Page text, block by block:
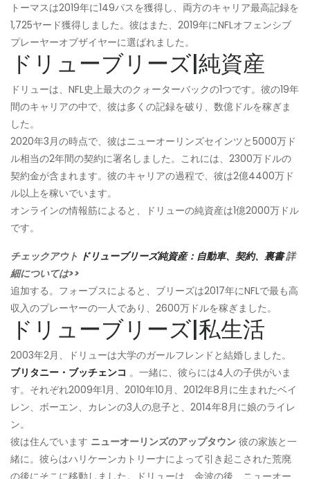
トーマスは2019年に149パスを獲得し、両方のキャリア最高記録を
1,725ヤード獲得しました。彼はまた、2019年にNFLオフェンシブ
プレーヤーオブザイヤーに選ばれました。
ドリューブリーズ|純資産
ドリューは、NFL史上最大のクォーターバックの1つです。彼の19年
間のキャリアの中で、彼は多くの記録を破り、数億ドルを稼ぎま
した。
2020年3月の時点で、彼はニューオーリンズセインツと5000万ド
ル相当の2年間の契約に署名しました。これには、2300万ドルの
契約金が含まれます。彼のキャリアの過程で、彼は2億4400万ド
ル以上を稼いでいます。
オンラインの情報筋によると、ドリューの純資産は1億2000万ドル
です。
チェックアウト ドリューブリーズ純資産：自動車、契約、裏書詳
細については>>
追加する。フォーブスによると、ブリーズは2017年にNFLで最も高
収入のプレーヤーの一人であり、2600万ドルを稼ぎました。
ドリューブリーズ|私生活
2003年2月、ドリューは大学のガールフレンドと結婚しました。
ブリタニー・ブッチェンコ 。一緒に、彼らには4人の子供がいま
す。それぞれ2009年1月、2010年10月、2012年8月に生まれたベイ
レン、ボーエン、カレンの3人の息子と、2014年8月に娘のライレ
ン。
彼は住んでいます ニューオーリンズのアップタウン 彼の家族と一
緒に。彼らはハリケーンカトリーナによって引き起こされた荒廃